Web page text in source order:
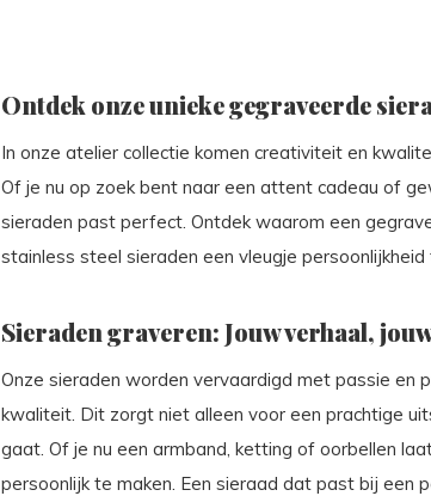
Ontdek onze unieke gegraveerde
In onze atelier collectie komen creativiteit en
Of je nu op zoek bent naar een attent cadeau of
sieraden past perfect. Ontdek waarom een
stainless steel sieraden een vleugje
Sieraden graveren: Jouw verhaal,
Onze sieraden worden vervaardigd met passie en
kwaliteit. Dit zorgt niet alleen voor een prachtige
gaat. Of je nu een armband, ketting of oorbellen
persoonlijk te maken. Een sieraad dat past bij een